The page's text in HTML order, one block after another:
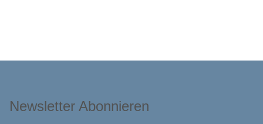
Newsletter Abonnieren